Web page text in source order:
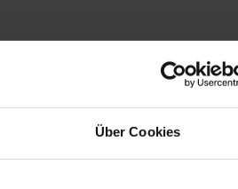
Über Cookies
Trefferlisten enthalten
der gefundenen Suchergebnisse. Sie